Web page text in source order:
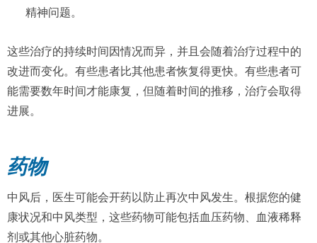
精神问题。
这些治疗的持续时间因情况而异，并且会随着治疗过程中的
改进而变化。有些患者比其他患者恢复得更快。有些患者可
能需要数年时间才能康复，但随着时间的推移，治疗会取得
进展。
药物
中风后，医生可能会开药以防止再次中风发生。根据您的健
康状况和中风类型，这些药物可能包括血压药物、血液稀释
剂或其他心脏药物。